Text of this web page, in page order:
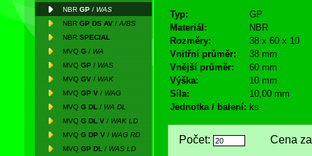
NBR GP / WAS
NBR GP DS AV / A/BS
NBR SPECIAL
MVQ G / WA
MVQ GP / WAS
MVQ GV / WAK
MVQ GP V / WAG
MVQ G DL / WA DL
MVQ G DL V / WAK LD
MVQ G DP V / WAG RD
MVQ GP DL / WAS LD
Typ:
GP
Materiál:
NBR
Rozměry:
38 x 60 x 10
Vnitřní průměr:
38 mm
Vnější průměr:
60 mm
Výška:
10 mm
Síla:
10,00 mm
Jednotka / balení: ks
Počet: Cena za